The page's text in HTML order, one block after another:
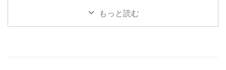
もっと読む